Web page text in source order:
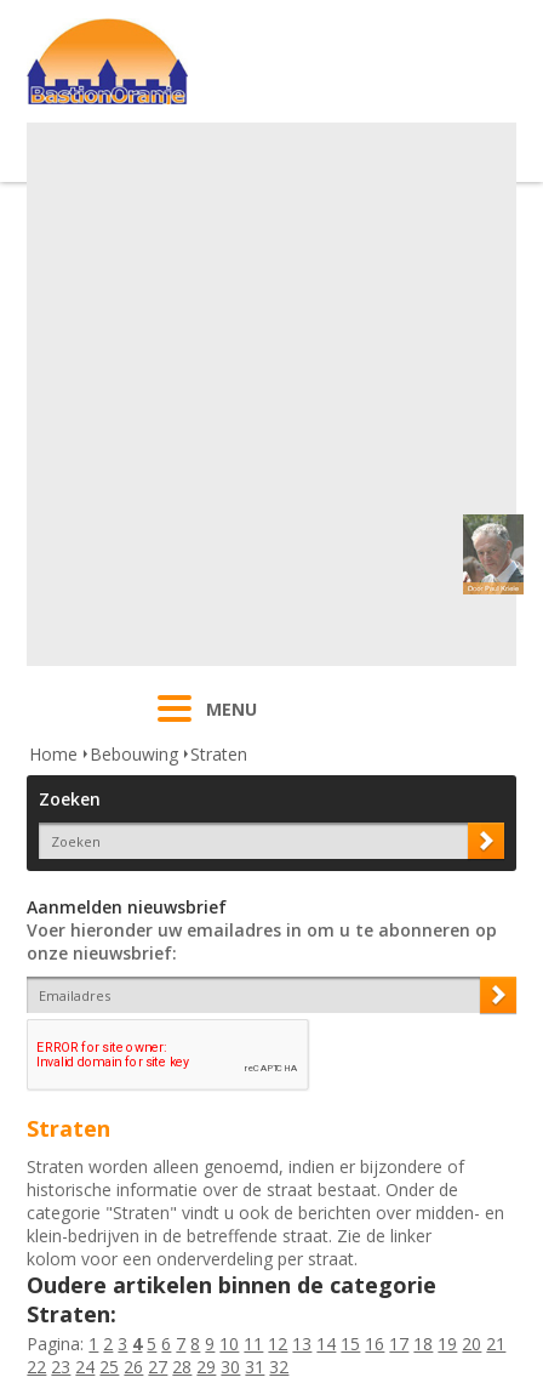
MENU
Home
Bebouwing Straten
Zoeken
Aanmelden nieuwsbrief
Voer hieronder uw emailadres in om u te abonneren op
onze nieuwsbrief:
Straten
Straten worden alleen genoemd, indien er bijzondere of
historische informatie over de straat bestaat. Onder de
categorie "Straten" vindt u ook de berichten over midden- en
klein-bedrijven in de betreffende straat. Zie de linker
kolom voor een onderverdeling per straat.
Oudere artikelen binnen de categorie
Straten:
Pagina: 1 2 3 4 5 6 7 8 9 10 11 12 13 14 15 16 17 18 19 20 21
22 23 24 25 26 27 28 29 30 31 32